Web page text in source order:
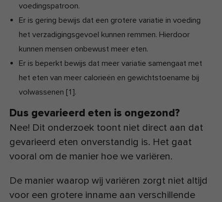
voedingspatroon.
Er is gering bewijs dat een grotere variatie in voeding
het verzadigingsgevoel kunnen remmen. Hierdoor
kunnen mensen onbewust meer eten.
Er is beperkt bewijs dat meer variatie samengaat met
het eten van meer calorieën en gewichtstoename bij
volwassenen [1].
Dus gevarieerd eten is ongezond?
Nee! Dit onderzoek toont niet direct aan dat
gevarieerd eten onverstandig is. Het gaat
vooral om de manier hoe we variëren.
De manier waarop wij variëren zorgt niet altijd
voor een grotere inname aan verschillende